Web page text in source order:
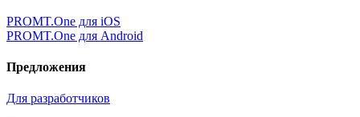
PROMT.One для iOS
PROMT.One для Android
Предложения
Для разработчиков